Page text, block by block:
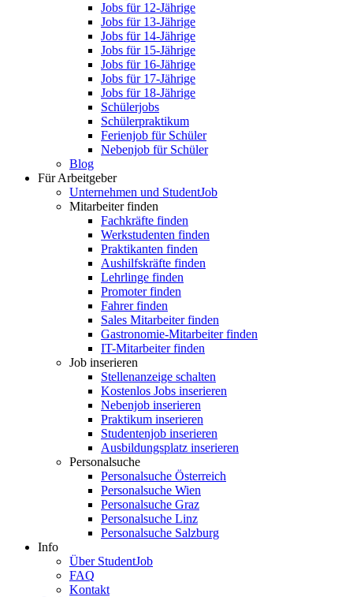
Jobs für 12-Jährige
Jobs für 13-Jährige
Jobs für 14-Jährige
Jobs für 15-Jährige
Jobs für 16-Jährige
Jobs für 17-Jährige
Jobs für 18-Jährige
Schülerjobs
Schülerpraktikum
Ferienjob für Schüler
Nebenjob für Schüler
Blog
Für Arbeitgeber
Unternehmen und StudentJob
Mitarbeiter finden
Fachkräfte finden
Werkstudenten finden
Praktikanten finden
Aushilfskräfte finden
Lehrlinge finden
Promoter finden
Fahrer finden
Sales Mitarbeiter finden
Gastronomie-Mitarbeiter finden
IT-Mitarbeiter finden
Job inserieren
Stellenanzeige schalten
Kostenlos Jobs inserieren
Nebenjob inserieren
Praktikum inserieren
Studentenjob inserieren
Ausbildungsplatz inserieren
Personalsuche
Personalsuche Österreich
Personalsuche Wien
Personalsuche Graz
Personalsuche Linz
Personalsuche Salzburg
Info
Über StudentJob
FAQ
Kontakt